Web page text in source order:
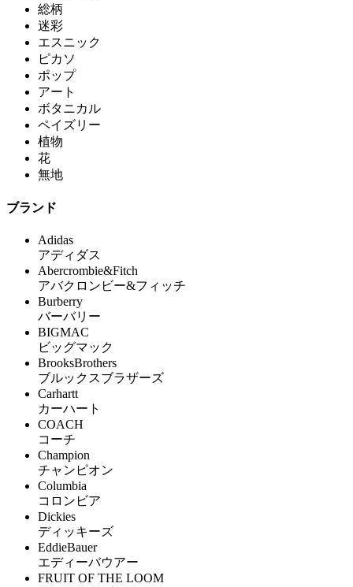
総柄
迷彩
エスニック
ピカソ
ポップ
アート
ボタニカル
ペイズリー
植物
花
無地
ブランド
Adidas
アディダス
Abercrombie&Fitch
アバクロンビー&フィッチ
Burberry
バーバリー
BIGMAC
ビッグマック
BrooksBrothers
ブルックスブラザーズ
Carhartt
カーハート
COACH
コーチ
Champion
チャンピオン
Columbia
コロンビア
Dickies
ディッキーズ
EddieBauer
エディーバウアー
FRUIT OF THE LOOM